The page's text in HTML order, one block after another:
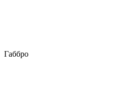
Габбро